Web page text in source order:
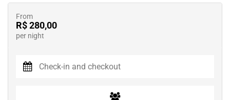
From
R$ 280,00
per night